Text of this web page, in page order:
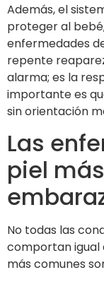
Además, el
proteger al
enfermedades
repente
alarma; es la
importante es
sin orientación
Las
piel
No todas las
comportan igual
más comunes